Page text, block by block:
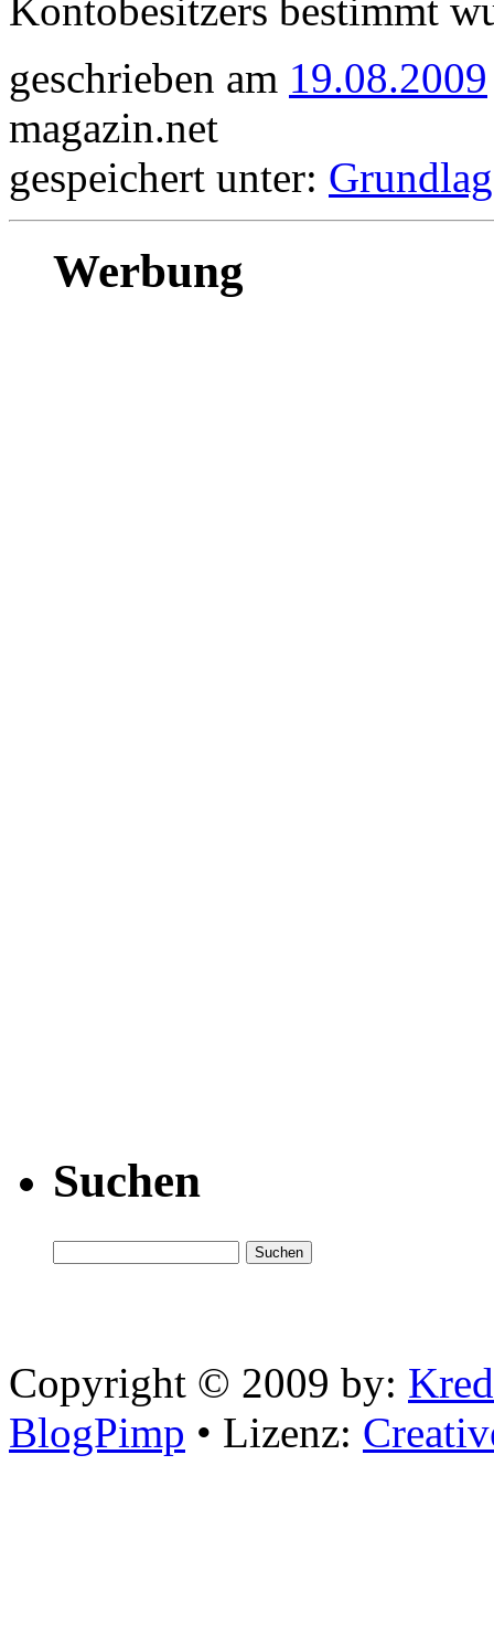
Kontobesitzers bestimmt
geschrieben am 19.08.2009
magazin.net
gespeichert unter:
Werbung
Suchen
Copyright © 2009 by:
BlogPimp • Lizenz: